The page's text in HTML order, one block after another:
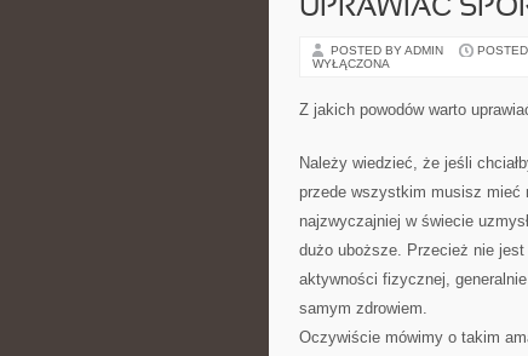
UPRAWIAĆ
POSTED BY ADMIN
WYŁĄCZONA
Z jakich powodów warto
Należy wiedzieć, że jeśli
przede wszystkim musisz mieć
najzwyczajniej w świecie
dużo uboższe. Przecież nie
aktywności fizycznej,
samym zdrowiem.
Oczywiście mówimy o takim